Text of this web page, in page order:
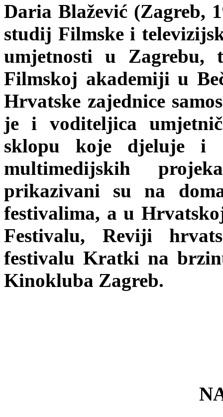
Daria Blažević (Zagreb,
studij Filmske i
umjetnosti u Zagrebu,
Filmskoj akademiji u
Hrvatske zajednice
je i voditeljica
sklopu koje djeluje i
multimedijskih
prikazivani su na
festivalima, a u
Festivalu, Reviji
festivalu Kratki na
Kinokluba Zagreb.